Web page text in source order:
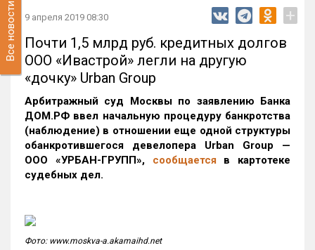
Все новости 9 апреля 2019 08:30 +
Почти 1,5 млрд руб. кредитных долгов
ООО «Ивастрой» легли на другую
«дочку» Urban Group
Арбитражный суд Москвы по заявлению Банка
ДОМ.РФ ввел начальную процедуру банкротства
(наблюдение) в отношении еще одной структуры
обанкротившегося девелопера Urban Group —
ООО «УРБАН-ГРУПП», сообщаетсяв картотеке
судебных дел.
Фото: www.moskva-a.akamaihd.net